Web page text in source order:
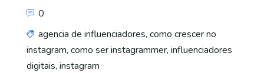
0
agencia de influenciadores, como crescer no
instagram, como ser instagrammer, influenciadores
digitais, instagram